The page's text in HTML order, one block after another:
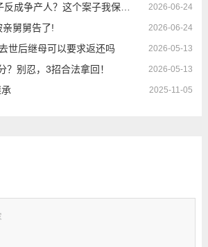
2026-06-24
“保姆”变妻子，儿子反成争产人？这个案子我保住了母亲的晚年
2026-06-24
舅舅告了!
2026-05-13
世后继母可以要求返还吗
2026-05-13
？别忍，3招合法拿回！
2025-11-05
承